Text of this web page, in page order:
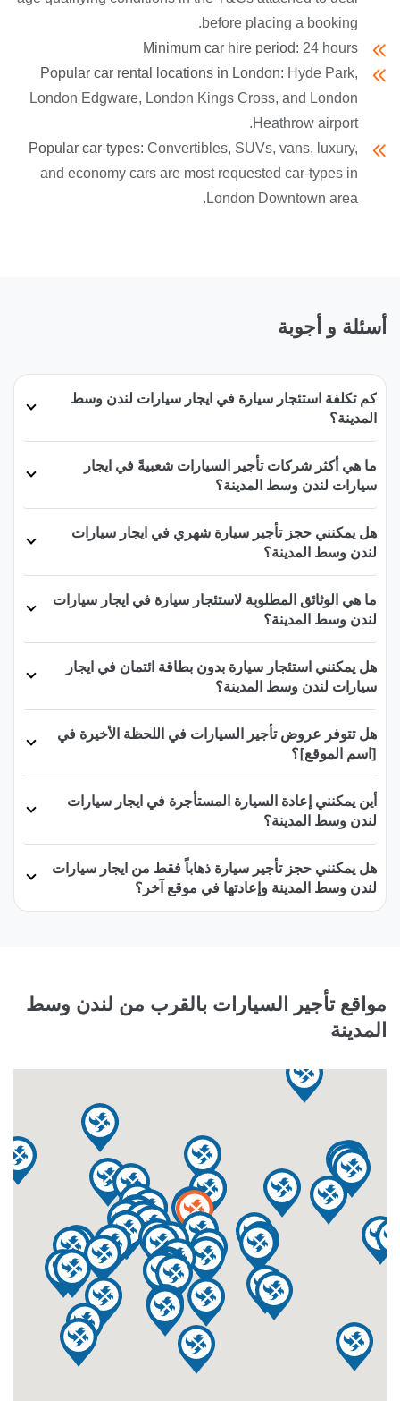
before placing a booking.
Minimum car hire period: 24 hours
Popular car rental locations in London: Hyde Park,
London Edgware, London Kings Cross, and London
Heathrow airport.
Popular car-types: Convertibles, SUVs, vans, luxury,
and economy cars are most requested car-types in
London Downtown area.
أسئلة و أجوبة
كم تكلفة استئجار سيارة في ايجار سيارات لندن وسط
المدينة؟
ما هي أكثر شركات تأجير السيارات شعبيةً في ايجار
سيارات لندن وسط المدينة؟
هل يمكنني حجز تأجير سيارة شهري في ايجار سيارات
لندن وسط المدينة؟
ما هي الوثائق المطلوبة لاستئجار سيارة في ايجار سيارات
لندن وسط المدينة؟
هل يمكنني استئجار سيارة بدون بطاقة ائتمان في ايجار
سيارات لندن وسط المدينة؟
هل تتوفر عروض تأجير السيارات في اللحظة الأخيرة في
[اسم الموقع]؟
أين يمكنني إعادة السيارة المستأجرة في ايجار سيارات
لندن وسط المدينة؟
هل يمكنني حجز تأجير سيارة ذهاباً فقط من ايجار سيارات
لندن وسط المدينة وإعادتها في موقع آخر؟
مواقع تأجير السيارات بالقرب من لندن وسط
المدينة